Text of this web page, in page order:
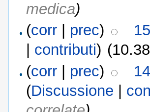
medica)
(corr prec)
contributi)
(corr | prec)
(Discussione |